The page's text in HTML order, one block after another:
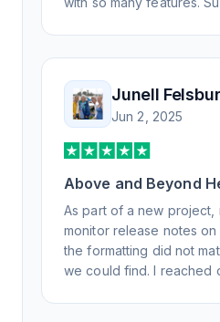
professionally. Highly
RSS feed needs. Our
website couldn't work
Junell
Jun 2, 2025
Above and Beyond
As part of a new project,
monitor release notes
the formatting did not
we could find. I reached